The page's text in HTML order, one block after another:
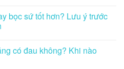
bọc sứ tốt hơn? Lưu ý trước
có đau không? Khi nào